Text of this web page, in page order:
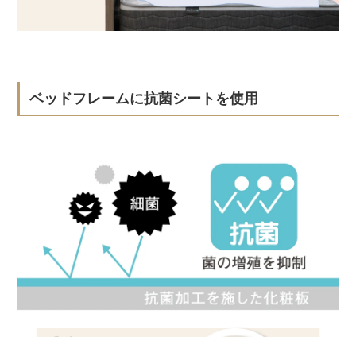
ベッドフレームに抗菌シートを使用